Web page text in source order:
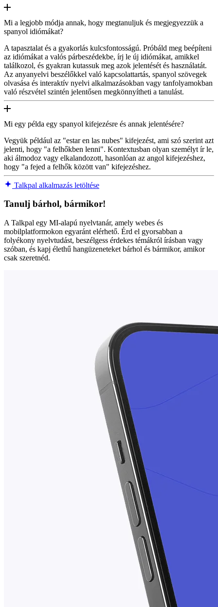
Mi a legjobb módja annak, hogy megtanuljuk és megjegyezzük a
spanyol idiómákat?
A tapasztalat és a gyakorlás kulcsfontosságú. Próbáld meg beépíteni
az idiómákat a valós párbeszédekbe, írj le új idiómákat, amikkel
találkozol, és gyakran kutassuk meg azok jelentését és használatát.
Az anyanyelvi beszélőkkel való kapcsolattartás, spanyol szövegek
olvasása és interaktív nyelvi alkalmazásokban vagy tanfolyamokban
való részvétel szintén jelentősen megkönnyítheti a tanulást.
Mi egy példa egy spanyol kifejezésre és annak jelentésére?
Vegyük például az "estar en las nubes" kifejezést, ami szó szerint azt
jelenti, hogy "a felhőkben lenni". Kontextusban olyan személyt ír le,
aki álmodoz vagy elkalandozott, hasonlóan az angol kifejezéshez,
hogy "a fejed a felhők között van" kifejezéshez.
Talkpal alkalmazás letöltése
Tanulj bárhol, bármikor!
A Talkpal egy MI-alapú nyelvtanár, amely webes és
mobilplatformokon egyaránt elérhető. Érd el gyorsabban a
folyékony nyelvtudást, beszélgess érdekes témákról írásban vagy
szóban, és kapj élethű hangüzeneteket bárhol és bármikor, amikor
csak szeretnéd.